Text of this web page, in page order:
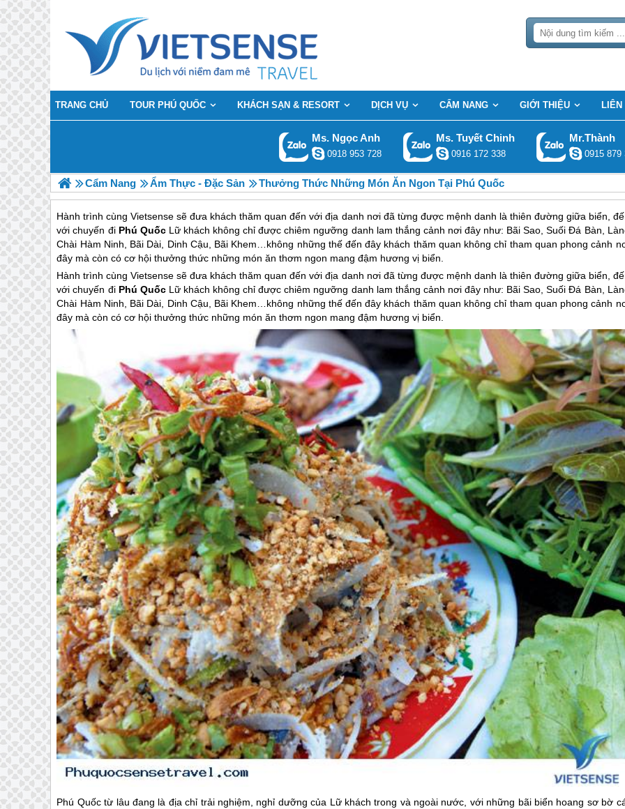
TRANG CHỦ TOUR PHÚ QUỐC KHÁCH SẠN & RESORT DỊCH VỤ CẨM NANG GIỚI THIỆU LIÊN
Ms. Ngọc Anh
0918 953 728
Ms. Tuyết Chinh
0916 172 338
Mr.Thành
0915 879
Cẩm Nang Ẩm Thực - Đặc Sản Thưởng Thức Những Món Ăn Ngon Tại Phú Quốc
Hành trình cùng Vietsense sẽ đưa khách thăm quan đến với địa danh nơi đã từng được mệnh danh là thiên đường giữa biển,
với chuyến điPhú Quốc Lữ khách không chỉ được chiêm ngưỡng danh lam thắng cảnh nơi đây như: Bãi Sao, Suối Đá Bàn,
Chài Hàm Ninh, Bãi Dài, Dinh Cậu, Bãi Khem…không những thế đến đây khách thăm quan không chỉ tham quan phong cảnh
đây mà còn có cơ hội thưởng thức những món ăn thơm ngon mang đậm hương vị biển.
Hành trình cùng Vietsense sẽ đưa khách thăm quan đến với địa danh nơi đã từng được mệnh danh là thiên đường giữa biển,
với chuyến đi Phú Quốc Lữ khách không chỉ được chiêm ngưỡng danh lam thắng cảnh nơi đây như: Bãi Sao, Suối Đá Bàn,
Chài Hàm Ninh, Bãi Dài, Dinh Cậu, Bãi Khem…không những thế đến đây khách thăm quan không chỉ tham quan phong cảnh
đây mà còn có cơ hội thưởng thức những món ăn thơm ngon mang đậm hương vị biển.
Phú Quốctừ lâu đang là địa chỉ trải nghiệm, nghỉ dưỡng của Lữ khách trong và ngoài nước, với những bãi biển hoang sơ bờ